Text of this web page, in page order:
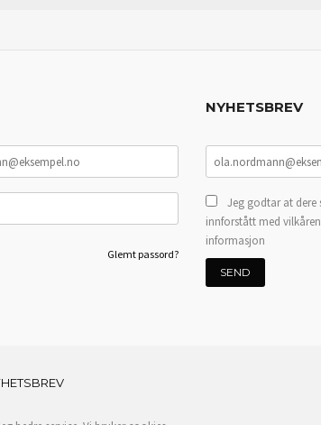
Glemt passord?
NYHETSBREV
Jeg godtar at dere
innforstått med
informasjon